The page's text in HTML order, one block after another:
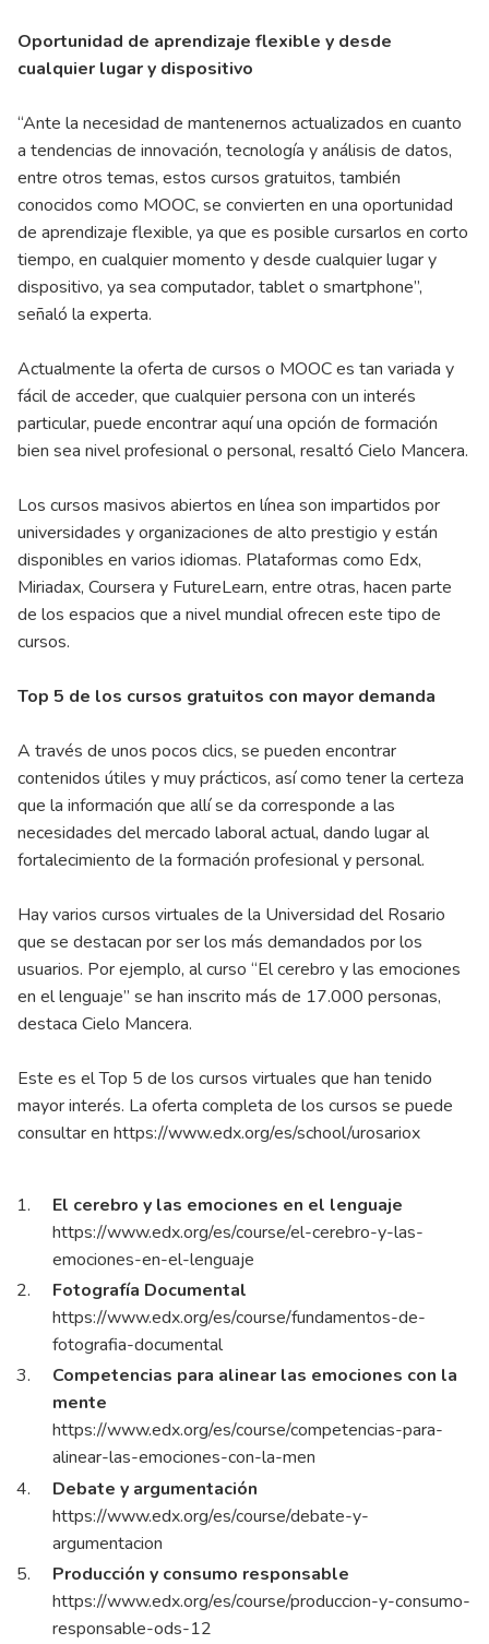
Oportunidad de aprendizaje flexible y desde
cualquier lugar y dispositivo
“Ante la necesidad de mantenernos actualizados en cuanto
a tendencias de innovación, tecnología y análisis de datos,
entre otros temas, estos cursos gratuitos, también
conocidos como MOOC, se convierten en una oportunidad
de aprendizaje flexible, ya que es posible cursarlos en corto
tiempo, en cualquier momento y desde cualquier lugar y
dispositivo, ya sea computador, tablet o smartphone”,
señaló la experta.
Actualmente la oferta de cursos o MOOC es tan variada y
fácil de acceder, que cualquier persona con un interés
particular, puede encontrar aquí una opción de formación
bien sea nivel profesional o personal, resaltó Cielo Mancera.
Los cursos masivos abiertos en línea son impartidos por
universidades y organizaciones de alto prestigio y están
disponibles en varios idiomas. Plataformas como Edx,
Miriadax, Coursera y FutureLearn, entre otras, hacen parte
de los espacios que a nivel mundial ofrecen este tipo de
cursos.
Top 5 de los cursos gratuitos con mayor demanda
A través de unos pocos clics, se pueden encontrar
contenidos útiles y muy prácticos, así como tener la certeza
que la información que allí se da corresponde a las
necesidades del mercado laboral actual, dando lugar al
fortalecimiento de la formación profesional y personal.
Hay varios cursos virtuales de la Universidad del Rosario
que se destacan por ser los más demandados por los
usuarios. Por ejemplo, al curso “El cerebro y las emociones
en el lenguaje” se han inscrito más de 17.000 personas,
destaca Cielo Mancera.
Este es el Top 5 de los cursos virtuales que han tenido
mayor interés. La oferta completa de los cursos se puede
consultar en https://www.edx.org/es/school/urosariox
El cerebro y las emociones en el lenguaje
https://www.edx.org/es/course/el-cerebro-y-las-
emociones-en-el-lenguaje
Fotografía Documental
https://www.edx.org/es/course/fundamentos-de-
fotografia-documental
Competencias para alinear las emociones con la
mente
https://www.edx.org/es/course/competencias-para-
alinear-las-emociones-con-la-men
Debate y argumentación
https://www.edx.org/es/course/debate-y-
argumentacion
Producción y consumo responsable
https://www.edx.org/es/course/produccion-y-consumo-
responsable-ods-12